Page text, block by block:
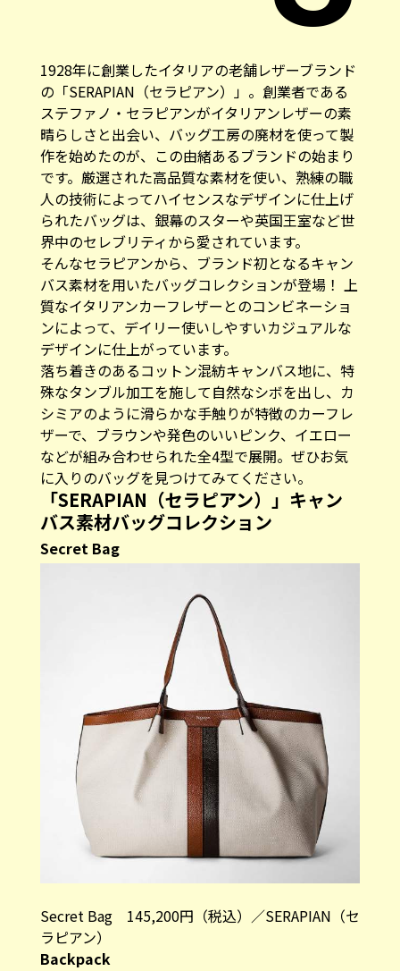
1928年に創業したイタリアの老舗レザーブランド
の「SERAPIAN（セラピアン）」。創業者である
ステファノ・セラピアンがイタリアンレザーの素
晴らしさと出会い、バッグ工房の廃材を使って製
作を始めたのが、この由緒あるブランドの始まり
です。厳選された高品質な素材を使い、熟練の職
人の技術によってハイセンスなデザインに仕上げ
られたバッグは、銀幕のスターや英国王室など世
界中のセレブリティから愛されています。
そんなセラピアンから、ブランド初となるキャン
バス素材を用いたバッグコレクションが登場！ 上
質なイタリアンカーフレザーとのコンビネーショ
ンによって、デイリー使いしやすいカジュアルな
デザインに仕上がっています。
落ち着きのあるコットン混紡キャンバス地に、特
殊なタンブル加工を施して自然なシボを出し、カ
シミアのように滑らかな手触りが特徴のカーフレ
ザーで、ブラウンや発色のいいピンク、イエロー
などが組み合わせられた全4型で展開。ぜひお気
に入りのバッグを見つけてみてください。
「SERAPIAN（セラピアン）」キャン
バス素材バッグコレクション
Secret Bag
Secret Bag 145,200円（税込）／SERAPIAN（セ
ラピアン）
Backpack